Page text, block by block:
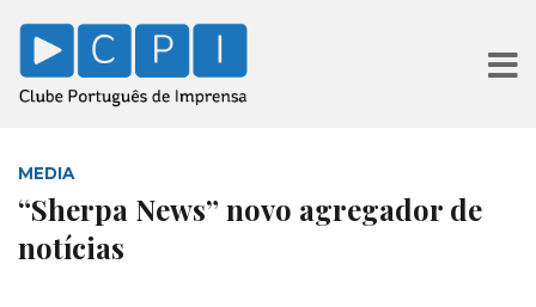
MEDIA
“Sherpa News” novo agregador de
notícias